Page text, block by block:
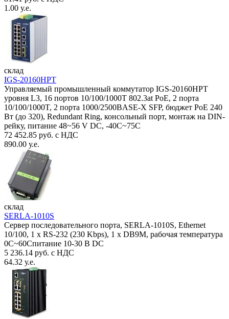
1.00 у.е.
склад
IGS-20160HPT
Управляемый промышленный коммутатор IGS-20160HPT
уровня L3, 16 портов 10/100/1000T 802.3at PoE, 2 порта
10/100/1000T, 2 порта 1000/2500BASE-X SFP, бюджет PoE 240
Вт (до 320), Redundant Ring, консольный порт, монтаж на DIN-
рейку, питание 48~56 V DC, -40С~75C
72 452.85 руб. с НДС
890.00 у.е.
склад
SERLA-1010S
Сервер последовательного порта, SERLA-1010S, Ethernet
10/100, 1 x RS-232 (230 Kbps), 1 x DB9M, рабочая температура
0C~60Спитание 10-30 В DC
5 236.14 руб. с НДС
64.32 у.е.